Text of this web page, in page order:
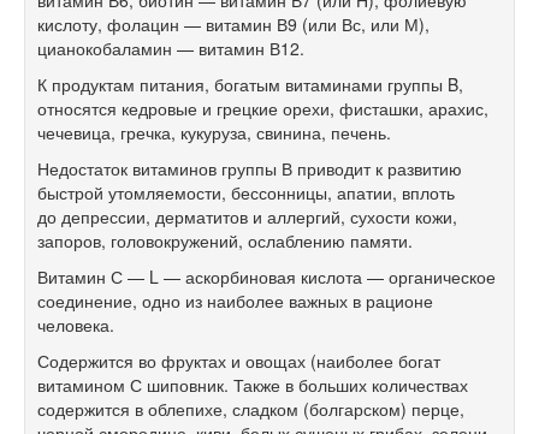
кислоту, фолацин — витамин В9 (или Вс, или М),
цианокобаламин — витамин В12.
К продуктам питания, богатым витаминами группы B,
относятся кедровые и грецкие орехи, фисташки, арахис,
чечевица, гречка, кукуруза, свинина, печень.
Недостаток витаминов группы В приводит к развитию
быстрой утомляемости, бессонницы, апатии, вплоть
до депрессии, дерматитов и аллергий, сухости кожи,
запоров, головокружений, ослаблению памяти.
Витамин С — L — аскорбиновая кислота — органическое
соединение, одно из наиболее важных в рационе
человека.
Содержится во фруктах и овощах (наиболее богат
витамином С шиповник. Также в больших количествах
содержится в облепихе, сладком (болгарском) перце,